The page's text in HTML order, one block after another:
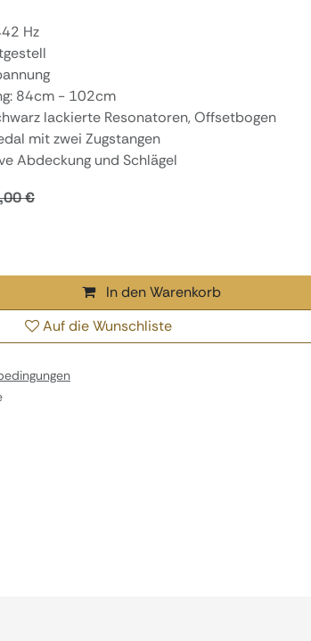
Hz
84cm - 102cm
lackierte Resonatoren, Offsetbogen
mit zwei Zugstangen
Abdeckung und Schlägel
€
In den Warenkorb
Auf die Wunschliste